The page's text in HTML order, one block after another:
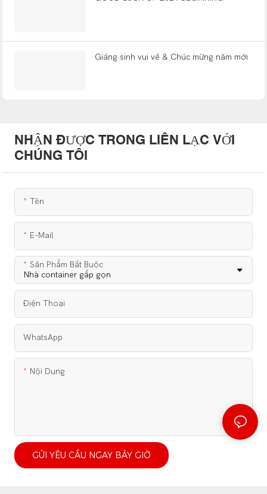
Giáng sinh vui vẻ & Chúc mừng năm mới
NHẬN ĐƯỢC TRONG LIÊN LẠC VỚI
CHÚNG TÔI
Tên
E-Mail
Sản Phẩm Bắt Buộc
Điện Thoại
WhatsApp
Nội Dung
GỬI YÊU CẦU NGAY BÂY GIỜ